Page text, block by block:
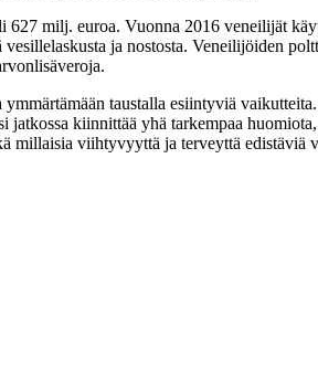
milj. euroa. Vuonna 2016 veneilijät
ja nostosta. Veneilijöiden
taustalla esiintyviä
jatkossa kiinnittää yhä tarkempaa
millaisia viihtyvyyttä ja terveyttä